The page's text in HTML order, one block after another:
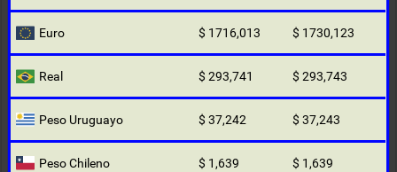
Euro $ 1716,013 $ 1730,123
Real $ 293,741 $ 293,743
Peso Uruguayo $ 37,242 $ 37,243
Peso Chileno $ 1,639 $ 1,639